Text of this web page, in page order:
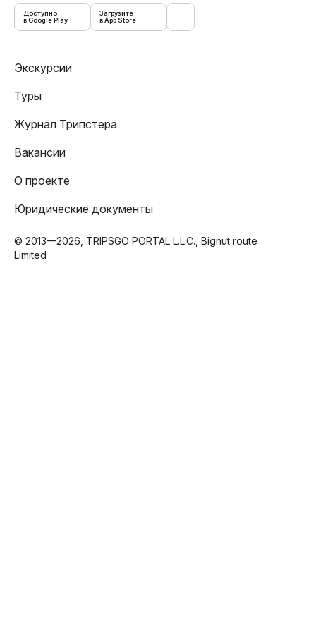
Доступно
в Google Play
Загрузите
в App Store
Экскурсии
Туры
Журнал Трипстера
Вакансии
О проекте
Юридические документы
© 2013—2026, TRIPSGO PORTAL L.L.C., Bignut route
Limited